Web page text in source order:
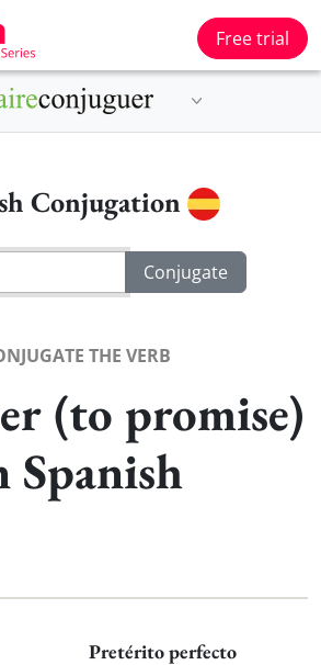
Free trial
Conjugation
THE VERB
(to promise)
Spanish
Pretérito perfecto